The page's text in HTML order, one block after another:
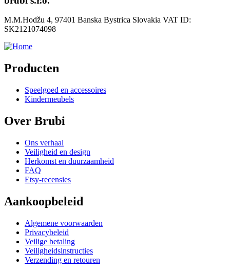
M.M.Hodžu 4, 97401 Banska Bystrica Slovakia VAT ID:
SK2121074098
Producten
Speelgoed en accessoires
Kindermeubels
Over Brubi
Ons verhaal
Veiligheid en design
Herkomst en duurzaamheid
FAQ
Etsy-recensies
Aankoopbeleid
Algemene voorwaarden
Privacybeleid
Veilige betaling
Veiligheidsinstructies
Verzending en retouren